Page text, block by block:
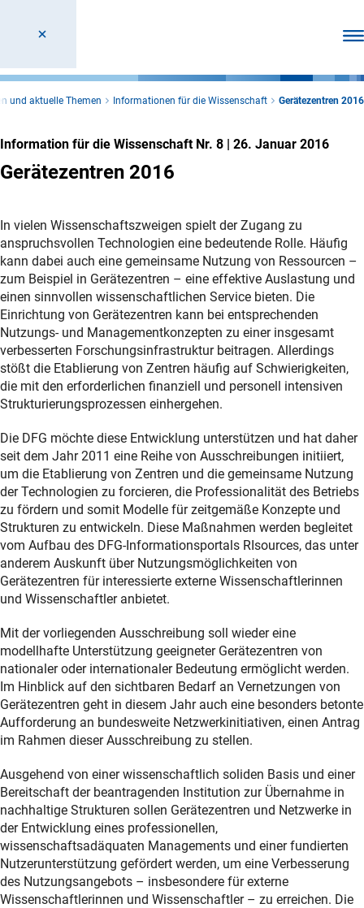
und aktuelle Themen Informationen für die Wissenschaft Gerätezentren 2016
Information für die Wissenschaft Nr. 8 | 26. Januar 2016
Gerätezentren 2016
In vielen Wissenschaftszweigen spielt der Zugang zu
anspruchsvollen Technologien eine bedeutende Rolle. Häufig
kann dabei auch eine gemeinsame Nutzung von Ressourcen –
zum Beispiel in Gerätezentren – eine effektive Auslastung und
einen sinnvollen wissenschaftlichen Service bieten. Die
Einrichtung von Gerätezentren kann bei entsprechenden
Nutzungs- und Managementkonzepten zu einer insgesamt
verbesserten Forschungsinfrastruktur beitragen. Allerdings
stößt die Etablierung von Zentren häufig auf Schwierigkeiten,
die mit den erforderlichen finanziell und personell intensiven
Strukturierungsprozessen einhergehen.
Die DFG möchte diese Entwicklung unterstützen und hat daher
seit dem Jahr 2011 eine Reihe von Ausschreibungen initiiert,
um die Etablierung von Zentren und die gemeinsame Nutzung
der Technologien zu forcieren, die Professionalität des Betriebs
zu fördern und somit Modelle für zeitgemäße Konzepte und
Strukturen zu entwickeln. Diese Maßnahmen werden begleitet
vom Aufbau des DFG-Informationsportals RIsources, das unter
anderem Auskunft über Nutzungsmöglichkeiten von
Gerätezentren für interessierte externe Wissenschaftlerinnen
und Wissenschaftler anbietet.
Mit der vorliegenden Ausschreibung soll wieder eine
modellhafte Unterstützung geeigneter Gerätezentren von
nationaler oder internationaler Bedeutung ermöglicht werden.
Im Hinblick auf den sichtbaren Bedarf an Vernetzungen von
Gerätezentren geht in diesem Jahr auch eine besonders betonte
Aufforderung an bundesweite Netzwerkinitiativen, einen Antrag
im Rahmen dieser Ausschreibung zu stellen.
Ausgehend von einer wissenschaftlich soliden Basis und einer
Bereitschaft der beantragenden Institution zur Übernahme in
nachhaltige Strukturen sollen Gerätezentren und Netzwerke in
der Entwicklung eines professionellen,
wissenschaftsadäquaten Managements und einer fundierten
Nutzerunterstützung gefördert werden, um eine Verbesserung
des Nutzungsangebots – insbesondere für externe
Wissenschaftlerinnen und Wissenschaftler – zu erreichen. Die